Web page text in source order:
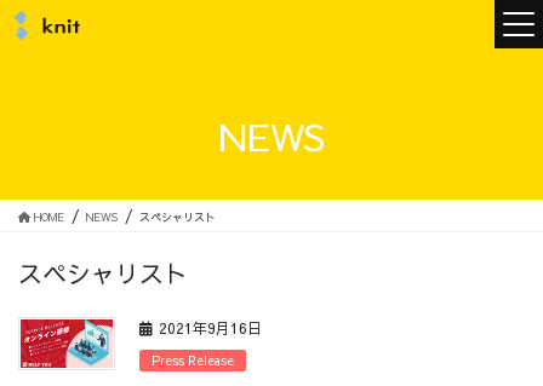
NEWS
HOME NEWS スペシャリスト
スペシャリスト
2021年9月16日
Press Release